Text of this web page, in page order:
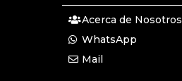
Acerca de Nosotros
WhatsApp
Mail